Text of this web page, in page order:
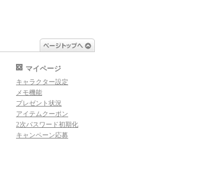
マイページ
キャラクター設定
メモ機能
プレゼント状況
アイテムクーポン
2次パスワード初期化
キャンペーン応募